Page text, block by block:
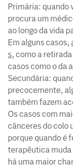
Primária: quando
procura um
ao longo da vida
Em alguns casos,
s, como a
casos como o da
Secundária:
precocemente,
também fazem
Os casos com
cânceres do colo
porque quando é
terapêutica muda
há uma maior